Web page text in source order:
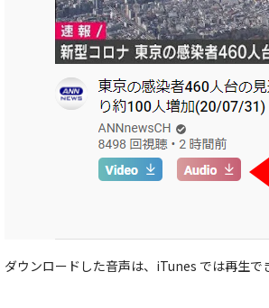
ダウンロードした音声は、iTunes では再生